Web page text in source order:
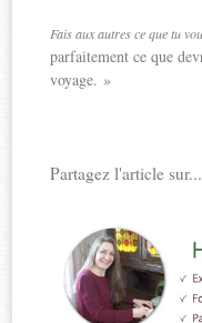
Fais aux autres ce que tu
parfaitement ce que
voyage. »
Partagez l'article sur...